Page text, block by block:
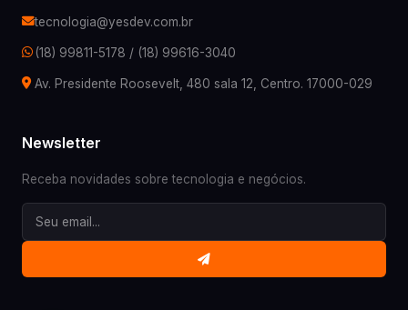
tecnologia@yesdev.com.br
(18) 99811-5178 / (18) 99616-3040
Av. Presidente Roosevelt, 480 sala 12, Centro. 17000-029
Newsletter
Receba novidades sobre tecnologia e negócios.